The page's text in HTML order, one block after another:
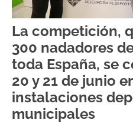
La competición,
300 nadadores
toda España, se
20 y 21 de junio
instalaciones
municipales